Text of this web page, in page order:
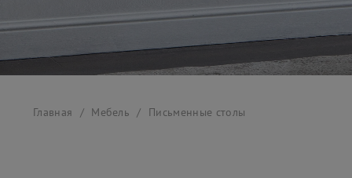
Главная Мебель Письменные столы